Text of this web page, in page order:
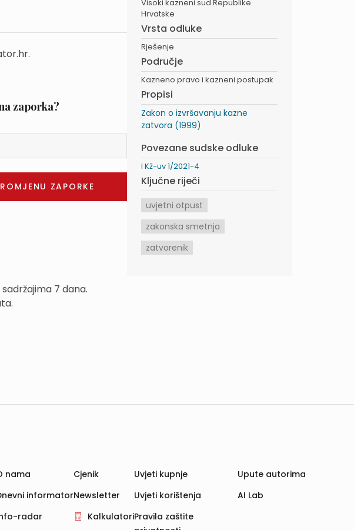
zaporka?
7 dana.
Visoki kazneni sud Republike
Hrvatske
Vrsta odluke
Rješenje
Područje
Kazneno pravo i kazneni postupak
Propisi
Zakon o izvršavanju kazne
zatvora (1999)
Povezane sudske odluke
I Kž-uv 1/2021-4
Ključne riječi
uvjetni otpust
zakonska smetnja
zatvorenik
nama
informator
radar
Cjenik
Newsletter
Kalkulatori
Uvjeti kupnje
Uvjeti korištenja
Pravila zaštite
Upute autorima
AI Lab